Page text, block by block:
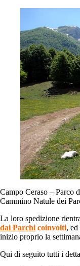
Campo Ceraso – Parco
Cammino Natule dei
La loro spedizione
dai Parchi coinvolti, ed
inizio proprio la
Qui di seguito tutti i